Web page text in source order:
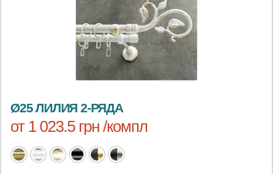
Ø25 ЛИЛИЯ 2-РЯДА
от 1 023.5 грн /компл